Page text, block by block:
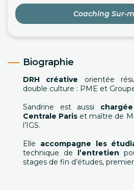
Coaching Sur-
Biographie
DRH créative orientée
double culture : PME et
Sandrine est aussi
Centrale Paris et maître de
l’IGS.
Elle accompagne les
technique de l’entretien
stages de fin d’études,